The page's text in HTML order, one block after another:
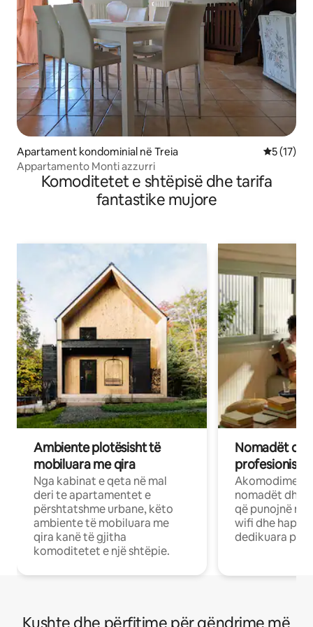
Apartament kondominial në Treia Vlerësimi
5 (17)
Appartamento Monti azzurri
Komoditetet e shtëpisë dhe tarifa
fantastike mujore
Ambiente plotësisht të
mobiluara me qira
Nga kabinat e qeta në mal
deri te apartamentet e
përshtatshme urbane, këto
ambiente të mobiluara me
qira kanë të gjitha
komoditetet e një shtëpie.
Nomadët
Akomodime
nomadët dhe
që punojnë në
wifi dhe
dedikuara